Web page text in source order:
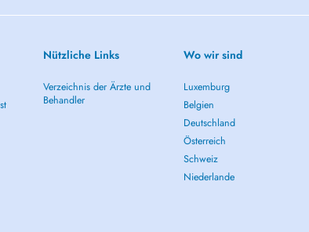
Nützliche Links
Verzeichnis der Ärzte und
Behandler
Wo wir sind
Luxemburg
Belgien
Deutschland
Österreich
Schweiz
Niederlande